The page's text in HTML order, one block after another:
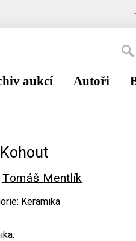
aukcí Autoři
Tomáš Mentlík
Keramika